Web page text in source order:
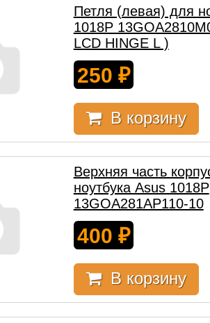
Петля (левая) для
1018P
LCD HINGE L )
250 ₽
В корзину
Верхняя часть
ноутбука Asus 1018P
13GOA281AP110-10
400 ₽
В корзину